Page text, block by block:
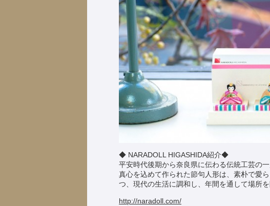
◆ NARADOLL HIGASHIDA紹介◆
平安時代後期から奈良県に伝わる伝統工芸の
真心を込めて作られた節句人形は、素朴で愛
つ、現代の生活に調和し、年間を通して場所
http://naradoll.com/